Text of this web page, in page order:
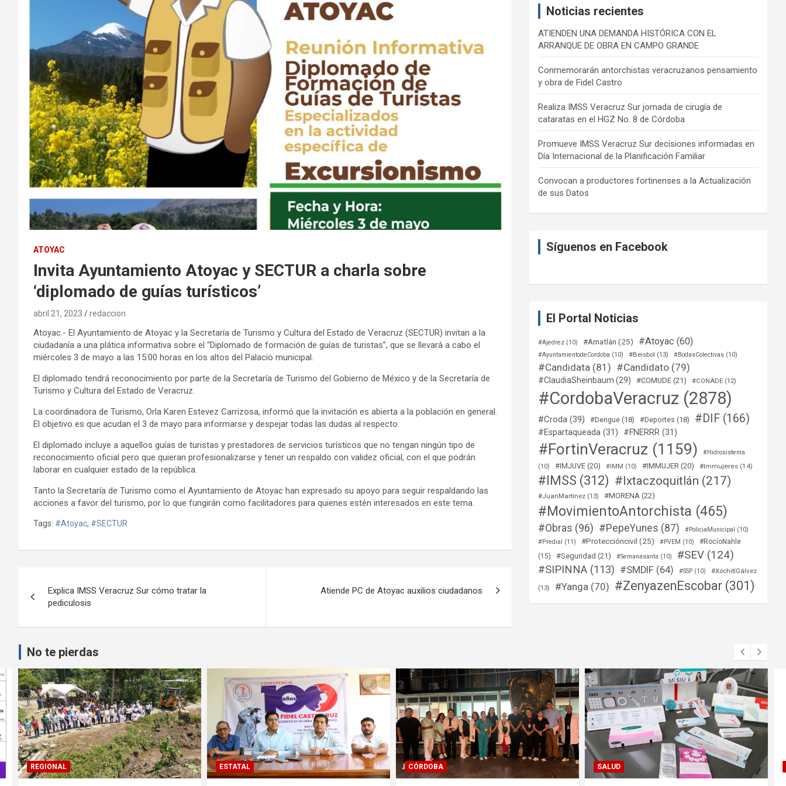
ATOYAC
Invita Ayuntamiento Atoyac y SECTUR a charla sobre
‘diplomado de guías turísticos’
abril 21, 2023 redaccion
Atoyac.- El Ayuntamiento de Atoyac y la Secretaría de Turismo y Cultura del Estado de Veracruz (SECTUR) invitan a la
ciudadanía a una plática informativa sobre el “Diplomado de formación de guías de turistas”, que se llevará a cabo el
miércoles 3 de mayo a las 15:00 horas en los altos del Palacio municipal.
El diplomado tendrá reconocimiento por parte de la Secretaría de Turismo del Gobierno de México y de la Secretaría de
Turismo y Cultura del Estado de Veracruz.
La coordinadora de Turismo, Orla Karen Estevez Carrizosa, informó que la invitación es abierta a la población en general.
El objetivo es que acudan el 3 de mayo para informarse y despejar todas las dudas al respecto.
El diplomado incluye a aquellos guías de turistas y prestadores de servicios turísticos que no tengan ningún tipo de
reconocimiento oficial pero que quieran profesionalizarse y tener un respaldo con validez oficial, con el que podrán
laborar en cualquier estado de la república.
Tanto la Secretaría de Turismo como el Ayuntamiento de Atoyac han expresado su apoyo para seguir respaldando las
acciones a favor del turismo, por lo que fungirán como facilitadores para quienes estén interesados en este tema.
Tags: #Atoyac, #SECTUR
de
entradas
Explica IMSS Veracruz Sur cómo tratar la
pediculosis
Atiende PC de Atoyac auxilios ciudadanos
Noticias recientes
ATIENDEN UNA DEMANDA HISTÓRICA CON EL
ARRANQUE DE OBRA EN CAMPO GRANDE
Conmemorarán antorchistas veracruzanos pensamiento
y obra de Fidel Castro
Realiza IMSS Veracruz Sur jornada de cirugía de
cataratas en el HGZ No. 8 de Córdoba
Promueve IMSS Veracruz Sur decisiones informadas en
Día Internacional de la Planificación Familiar
Convocan a productores fortinenses a la Actualización
de sus Datos
Síguenos en Facebook
El Portal Noticias
#Ajedrez (10) #Amatlán (25) #Atoyac (60)
#AyuntamientodeCordoba (10) #Beisbol (13) #BodasColectivas (10)
#Candidata (81) #Candidato (79)
#ClaudiaSheinbaum (29) #COMUDE (21) #CONADE (12)
#CordobaVeracruz (2878)
#Croda (39) #Dengue (18) #Deportes (18) #DIF (166)
#Espartaqueada (31) #FNERRR (31)
#FortinVeracruz (1159)
#Hidrosistema
(10)
#IMJUVE (20) #IMM (10) #IMMUJER (20) #Immujeres (14)
#IMSS (312) #Ixtaczoquitlán (217)
#JuanMartinez (13) #MORENA (22)
#MovimientoAntorchista (465)
#Obras (96) #PepeYunes (87) #PoliciaMunicipal (10)
#Predial (11) #Proteccióncivil (25) #PVEM (10)
#RocíoNahle
(15)
#Seguridad (21) #Semanasanta (10) #SEV (124)
#SIPINNA (113) #SMDIF (64) #SSP (10) #XóchitlGálvez
(13) #Yanga (70) #ZenyazenEscobar (301)
No te pierdas
ESTATAL CÓRDOBA SALUD FORTÍN